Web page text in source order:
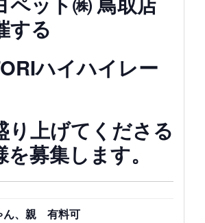
する
ハイハイレー
り上げてくださる
募集します。
ん、親
有料可